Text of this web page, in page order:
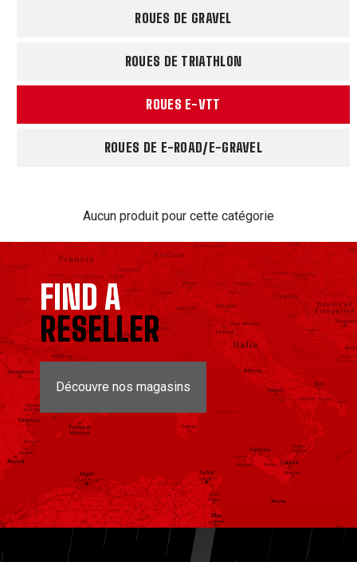
ROUES DE GRAVEL
ROUES DE TRIATHLON
ROUES E-VTT
ROUES DE E-ROAD/E-GRAVEL
Aucun produit pour cette catégorie
FIND A
RESELLER
Découvre nos magasins